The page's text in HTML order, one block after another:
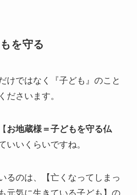
を守る
けではなく『子ども』のこと
ださいます。
お地蔵様＝子どもを守る仏
いいくらいですね。
るのは、【亡くなってしまっ
元気に生きている子ども】の